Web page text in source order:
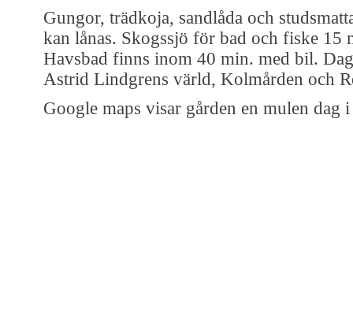
Gungor, trädkoja, sandlåda och
kan lånas. Skogssjö för bad och fiske 15
Havsbad finns inom 40 min. med bil.
Astrid Lindgrens värld, Kolmården och
Google maps visar gården en mulen dag